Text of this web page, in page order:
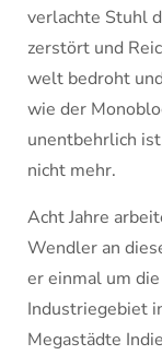
verlachte Stuhl
zerstör­t und
welt be­droht
wie der
unentbehrlich
nicht mehr.
Acht Jahre
Wendler an
er einmal um
Industriegebiet
Megastädte